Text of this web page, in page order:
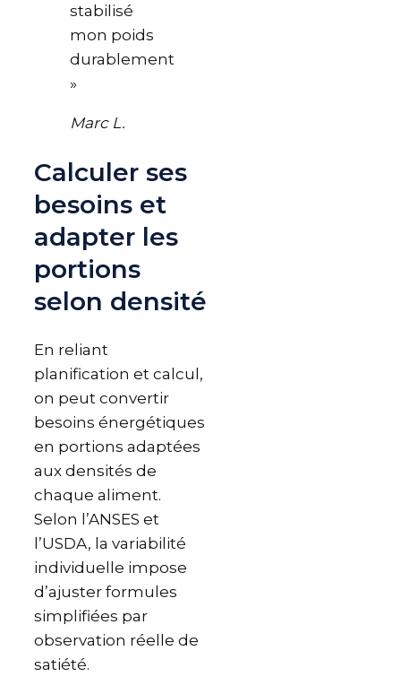
stabilisé
mon poids
durablement
»
Marc L.
Calculer ses
besoins et
adapter les
portions
selon densité
En reliant
planification et calcul,
on peut convertir
besoins énergétiques
en portions adaptées
aux densités de
chaque aliment.
Selon l’ANSES et
l’USDA, la variabilité
individuelle impose
d’ajuster formules
simplifiées par
observation réelle de
satiété.